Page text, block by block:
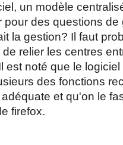
un modèle
pour des questions
la gestion? Il faut
relier les centres
est noté que le
des fonctions
et qu'on le
firefox.